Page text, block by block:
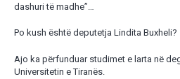
dashuri të madhe”…
Po kush është deputetja Lindita Buxheli?
Ajo ka përfunduar studimet e larta në
Universitetin e Tiranës.